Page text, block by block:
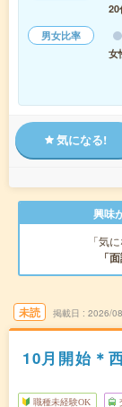
20
男女比率
女
気になる!
興味
「気
「
未読 掲載日 2026/
10月開始＊
職種未経験OK